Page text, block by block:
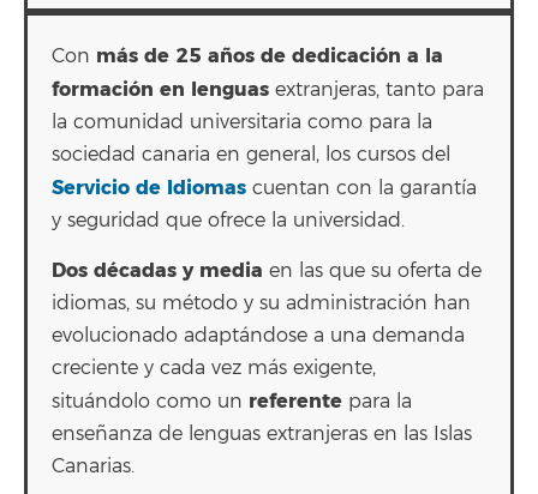
Con más de 25 años de dedicación a la
formación en lenguas extranjeras, tanto para
la comunidad universitaria como para la
sociedad canaria en general, los cursos del
Servicio de Idiomas cuentan con la garantía
y seguridad que ofrece la universidad.
Dos décadas y media en las que su oferta de
idiomas, su método y su administración han
evolucionado adaptándose a una demanda
creciente y cada vez más exigente,
situándolo como un referente para la
enseñanza de lenguas extranjeras en las Islas
Canarias.